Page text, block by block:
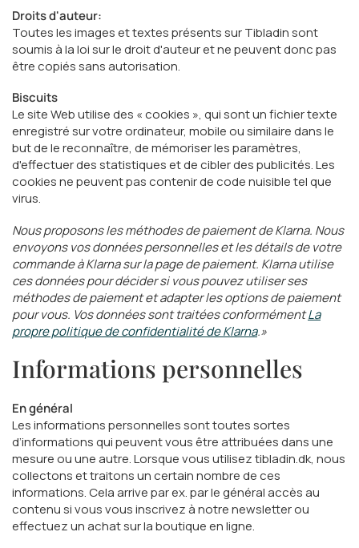
Droits d'auteur:
Toutes les images et textes présents sur Tibladin sont
soumis à la loi sur le droit d'auteur et ne peuvent donc pas
être copiés sans autorisation.
Biscuits
Le site Web utilise des « cookies », qui sont un fichier texte
enregistré sur votre ordinateur, mobile ou similaire dans le
but de le reconnaître, de mémoriser les paramètres,
d'effectuer des statistiques et de cibler des publicités. Les
cookies ne peuvent pas contenir de code nuisible tel que
virus.
Nous proposons les méthodes de paiement de Klarna. Nous
envoyons vos données personnelles et les détails de votre
commande à Klarna sur la page de paiement. Klarna utilise
ces données pour décider si vous pouvez utiliser ses
méthodes de paiement et adapter les options de paiement
pour vous. Vos données sont traitées conformémentLa
propre politique de confidentialité de Klarna.»
Informations personnelles
En général
Les informations personnelles sont toutes sortes
d’informations qui peuvent vous être attribuées dans une
mesure ou une autre. Lorsque vous utilisez tibladin.dk, nous
collectons et traitons un certain nombre de ces
informations. Cela arrive par ex. par le général accès au
contenu si vous vous inscrivez à notre newsletter ou
effectuez un achat sur la boutique en ligne.